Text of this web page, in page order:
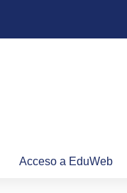
Acceso a EduWeb